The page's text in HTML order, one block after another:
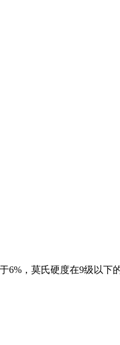
，莫氏硬度在9级以